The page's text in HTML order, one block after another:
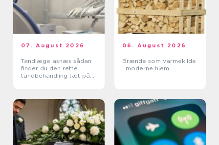
07. August 2026
Tandlæge asnæs sådan
finder du den rette
tandbehandling tæt på
06. August 2026
Brænde som varmekilde
i moderne hjem